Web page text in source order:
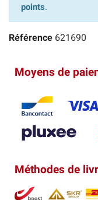
points.
Référence 621690
Moyens de
Méthodes de